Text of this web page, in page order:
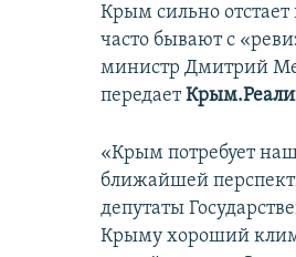
Крым сильно
часто бывают с
министр Дмитрий
передает
«Крым потребует
ближайшей
депутаты
Крыму хороший